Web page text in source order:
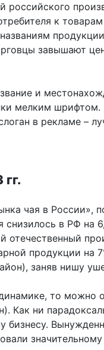
российского
к
завышают
и
мелким шрифтом.
в рекламе –
чая в России»,
снизилось в РФ на
отечественный
продукции на
заняв нишу
то можно
Как ни
бизнесу.